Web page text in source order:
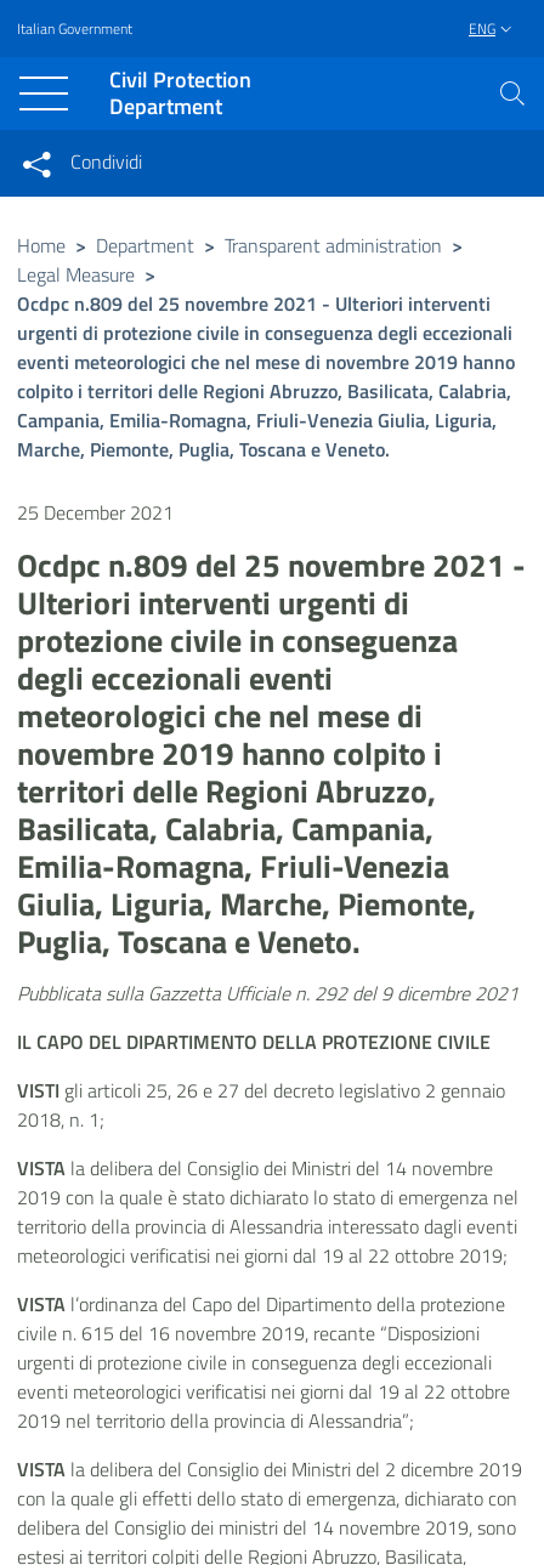
Vai al contenuto principale
Raggiungi il piè di pagina
Italian Government ENG
Civil Protection
Department
Condividi su Facebook
Condividi su Twitter
Condividi
Condividi sui social network
Home > Department > Transparent administration >
Legal Measure >
Ocdpc n.809 del 25 novembre 2021 - Ulteriori interventi
urgenti di protezione civile in conseguenza degli eccezionali
eventi meteorologici che nel mese di novembre 2019 hanno
colpito i territori delle Regioni Abruzzo, Basilicata, Calabria,
Campania, Emilia-Romagna, Friuli-Venezia Giulia, Liguria,
Marche, Piemonte, Puglia, Toscana e Veneto.
25 December 2021
Ocdpc n.809 del 25 novembre 2021 -
Ulteriori interventi urgenti di
protezione civile in conseguenza
degli eccezionali eventi
meteorologici che nel mese di
novembre 2019 hanno colpito i
territori delle Regioni Abruzzo,
Basilicata, Calabria, Campania,
Emilia-Romagna, Friuli-Venezia
Giulia, Liguria, Marche, Piemonte,
Puglia, Toscana e Veneto.
Pubblicata sulla Gazzetta Ufficiale n. 292 del 9 dicembre 2021
IL CAPO DEL DIPARTIMENTO DELLA PROTEZIONE CIVILE
VISTI gli articoli 25, 26 e 27 del decreto legislativo 2 gennaio
2018, n. 1;
VISTA la delibera del Consiglio dei Ministri del 14 novembre
2019 con la quale è stato dichiarato lo stato di emergenza nel
territorio della provincia di Alessandria interessato dagli eventi
meteorologici verificatisi nei giorni dal 19 al 22 ottobre 2019;
VISTA l’ordinanza del Capo del Dipartimento della protezione
civile n. 615 del 16 novembre 2019, recante “Disposizioni
urgenti di protezione civile in conseguenza degli eccezionali
eventi meteorologici verificatisi nei giorni dal 19 al 22 ottobre
2019 nel territorio della provincia di Alessandria”;
VISTA la delibera del Consiglio dei Ministri del 2 dicembre 2019
con la quale gli effetti dello stato di emergenza, dichiarato con
delibera del Consiglio dei ministri del 14 novembre 2019, sono
estesi ai territori colpiti delle Regioni Abruzzo, Basilicata,